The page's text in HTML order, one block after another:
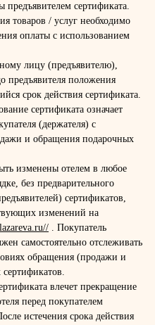
предъявителем сертификата.
товаров / услуг необходимо
оплаты с использованием
лицу (предъявителю),
предъявителя положения
срок действия сертификата.
сертификата означает
(держателя) с
и обращения подарочных
изменены отелем в любое
без предварительного
сертификатов,
изменений на
. Покупатель
самостоятельно отслеживать
обращения (продажи и
влечет прекращение
перед покупателем
истечения срока действия